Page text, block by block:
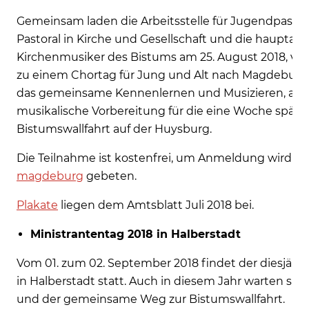
Gemeinsam laden die Arbeitsstelle für
Pastoral in Kirche und Gesellschaft und die
Kirchenmusiker des Bistums am 25. August 2018, von
zu einem Chortag für Jung und Alt nach Magdeburg
das gemeinsame Kennenlernen und Musizieren,
musikalische Vorbereitung für die eine Woche
Bistumswallfahrt auf der Huysburg.
Die Teilnahme ist kostenfrei, um Anmeldung wird
magdeburg gebeten.
Plakate liegen dem Amtsblatt Juli 2018 bei.
Ministrantentag 2018 in Halberstadt
Vom 01. zum 02. September 2018 findet der
in Halberstadt statt. Auch in diesem Jahr warten
und der gemeinsame Weg zur Bistumswallfahrt.